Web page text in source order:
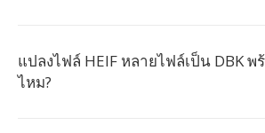
แปลงไฟล์ HEIF หลายไฟล์เป็น DBK พ
ไหม?